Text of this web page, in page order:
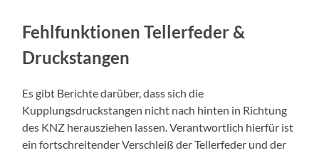
Fehlfunktionen Tellerfeder &
Druckstangen
Es gibt Berichte darüber, dass sich die
Kupplungsdruckstangen nicht nach hinten in Richtung
des KNZ herausziehen lassen. Verantwortlich hierfür ist
ein fortschreitender Verschleiß der Tellerfeder und der